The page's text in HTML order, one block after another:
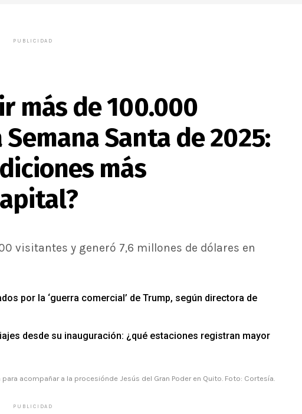
PUBLICIDAD
más de 100.000
Santa de 2025:
más
visitantes y generó 7,6 millones de dólares en
por la ‘guerra comercial’ de Trump, según directora de
desde su inauguración: ¿qué estaciones registran mayor
acompañar a la procesiónde Jesús del Gran Poder en Quito. Foto: Cortesía.
PUBLICIDAD